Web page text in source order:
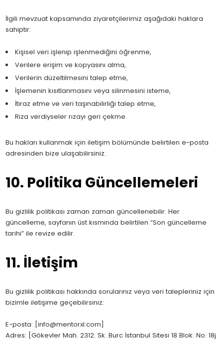
İlgili mevzuat kapsamında ziyaretçilerimiz aşağıdaki haklara
sahiptir:
Kişisel veri işlenip işlenmediğini öğrenme,
Verilere erişim ve kopyasını alma,
Verilerin düzeltilmesini talep etme,
İşlemenin kısıtlanmasını veya silinmesini isteme,
İtiraz etme ve veri taşınabilirliği talep etme,
Rıza verdiyseler rızayı geri çekme.
Bu hakları kullanmak için iletişim bölümünde belirtilen e-posta
adresinden bize ulaşabilirsiniz.
10. Politika Güncellemeleri
Bu gizlilik politikası zaman zaman güncellenebilir. Her
güncelleme, sayfanın üst kısmında belirtilen “Son güncelleme
tarihi” ile revize edilir.
11. İletişim
Bu gizlilik politikası hakkında sorularınız veya veri talepleriniz için
bizimle iletişime geçebilirsiniz:
E-posta: [ info@mentorxl.com
Adres: [Gökevler Mah. 2312. Sk. Burc İstanbul Sitesi 18 Blok. No: 18j